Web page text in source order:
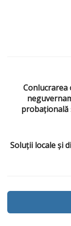
probaţională
Soluții locale și